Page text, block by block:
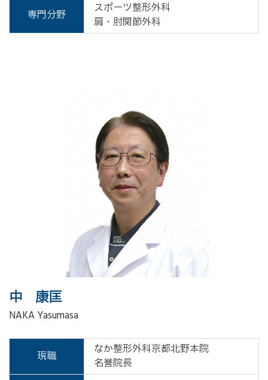
専門分野
スポーツ整形外科
肩・肘関節外科
中 康匡
NAKA Yasumasa
現職
なか整形外科京都北野本院
名誉院長